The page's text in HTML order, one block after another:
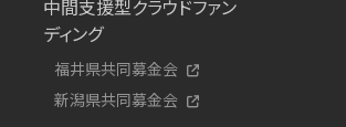
中間支援型クラウドファン
ディング
福井県共同募金会
新潟県共同募金会